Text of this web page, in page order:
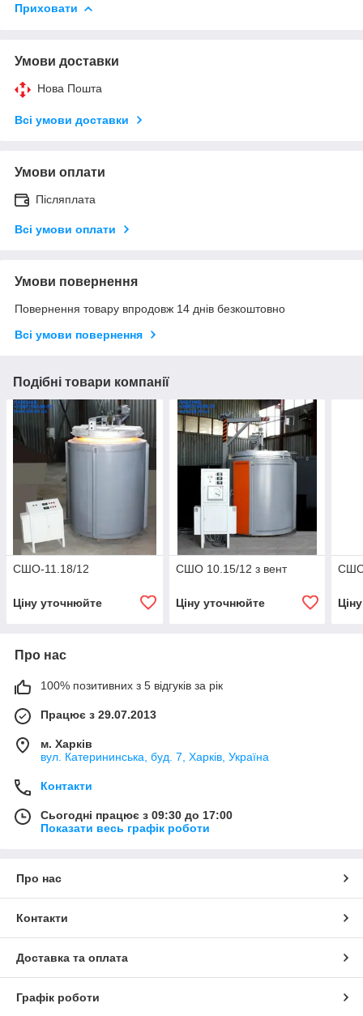
Приховати
Умови доставки
Нова Пошта
Всі умови доставки
Умови оплати
Післяплата
Всі умови оплати
Умови повернення
Повернення товару впродовж 14 днів безкоштовно
Всі умови повернення
Подібні товари компанії
СШО-11.18/12
Ціну уточнюйте
СШО 10.15/12 з вент
Ціну уточнюйте
СШО
Про нас
100% позитивних з 5 відгуків за рік
Працює з 29.07.2013
м. Харків
вул. Катерининська, буд. 7, Харків, Україна
Контакти
Сьогодні працює з 09:30 до 17:00
Показати весь графік роботи
Про нас
Контакти
Доставка та оплата
Графік роботи